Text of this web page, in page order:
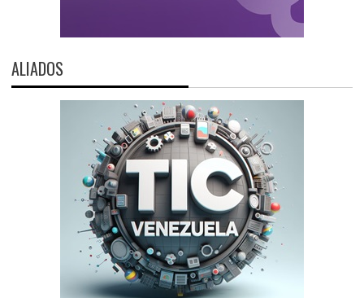
ALIADOS